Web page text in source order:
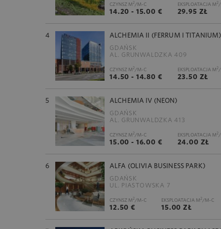
CZYNSZ M2/M-C
14.20 - 15.00 €
EKSPLOATACJA M2/
29.95 ZŁ
4 ALCHEMIA II (FERRUM I TITANIUM)
GDAŃSK
AL. GRUNWALDZKA 409
CZYNSZ M2/M-C
14.50 - 14.80 €
EKSPLOATACJA M2/
23.50 ZŁ
5 ALCHEMIA IV (NEON)
GDAŃSK
AL. GRUNWALDZKA 413
CZYNSZ M2/M-C
15.00 - 16.00 €
EKSPLOATACJA M2/
24.00 ZŁ
6 ALFA (OLIVIA BUSINESS PARK)
GDAŃSK
UL. PIASTOWSKA 7
CZYNSZ M2/M-C
12.50 €
EKSPLOATACJA M2/M-C
15.00 ZŁ